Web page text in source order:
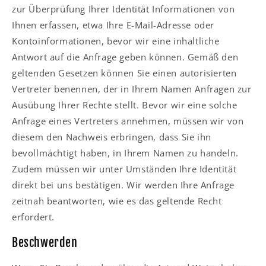
zur Überprüfung Ihrer Identität Informationen von
Ihnen erfassen, etwa Ihre E-Mail-Adresse oder
Kontoinformationen, bevor wir eine inhaltliche
Antwort auf die Anfrage geben können. Gemäß den
geltenden Gesetzen können Sie einen autorisierten
Vertreter benennen, der in Ihrem Namen Anfragen zur
Ausübung Ihrer Rechte stellt. Bevor wir eine solche
Anfrage eines Vertreters annehmen, müssen wir von
diesem den Nachweis erbringen, dass Sie ihn
bevollmächtigt haben, in Ihrem Namen zu handeln.
Zudem müssen wir unter Umständen Ihre Identität
direkt bei uns bestätigen. Wir werden Ihre Anfrage
zeitnah beantworten, wie es das geltende Recht
erfordert.
Beschwerden